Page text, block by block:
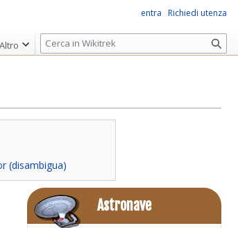
(disambigua)
Astronave
entra Richiedi utenza
Altro
R
i
r
c